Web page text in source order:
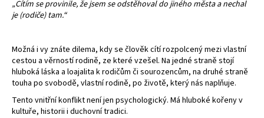
„Cítím se provinile, že jsemse odstěhoval do jiného města a nechal
je(rodiče)tam.“
Možná i vy znáte dilema, kdy se člověk cítí rozpolcený mezi vlastní
cestou a věrností rodině, ze které vzešel. Na jedné straně stojí
hluboká láska a loajalita k rodičům či sourozencům, na druhé straně
touha po svobodě, vlastní rodině, po životě, který nás naplňuje.
Tento vnitřní konflikt není jen psychologický. Má hluboké kořeny v
kultuře, historii i duchovní tradici.
t
n
a
j
í
t